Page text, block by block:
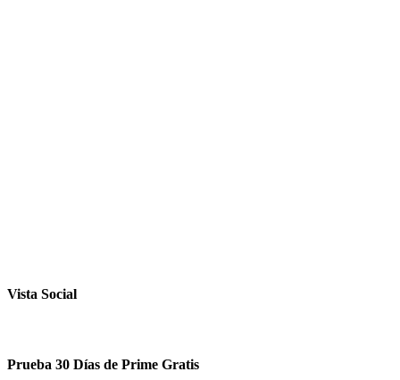
Vista Social
Prueba 30 Días de Prime Gratis